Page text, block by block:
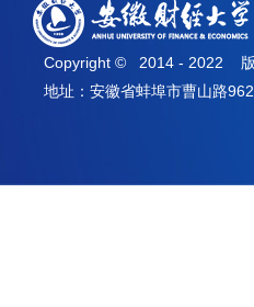
Copyright © 2014 - 2022
地址：安徽省蚌埠市曹山路